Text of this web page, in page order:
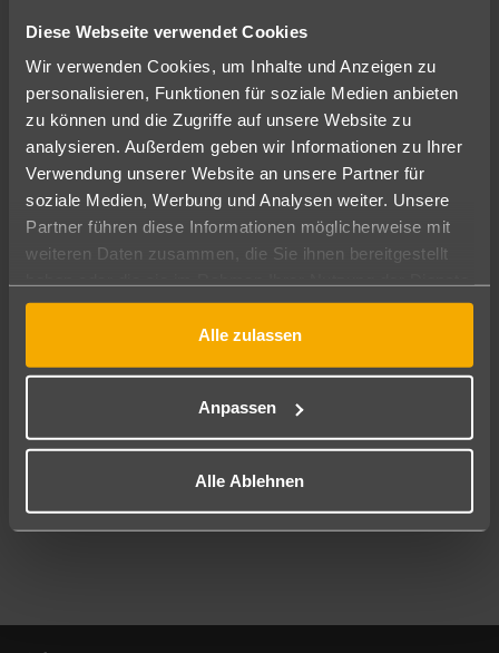
Diese Webseite verwendet Cookies
Wir verwenden Cookies, um Inhalte und Anzeigen zu
personalisieren, Funktionen für soziale Medien anbieten
zu können und die Zugriffe auf unsere Website zu
analysieren. Außerdem geben wir Informationen zu Ihrer
Verwendung unserer Website an unsere Partner für
soziale Medien, Werbung und Analysen weiter. Unsere
Partner führen diese Informationen möglicherweise mit
weiteren Daten zusammen, die Sie ihnen bereitgestellt
gesammelt haben.
Alle zulassen
Anpassen
Alle Ablehnen
Ändere die Kriterien nach deinen Wünschen
Pauschal Nur Hotel
Abflughafen
Alle Abflughäfen
09.08.26–07.08.27 7-21 Nächte
Mehr Filter anzeigen